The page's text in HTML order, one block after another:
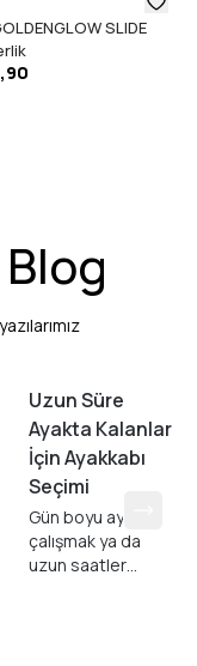
SLIDE
Uzun Süre
Ayakta Kalanlar
İçin Ayakkabı
Seçimi
Gün boyu ayakta
çalışmak ya da
uzun saatler